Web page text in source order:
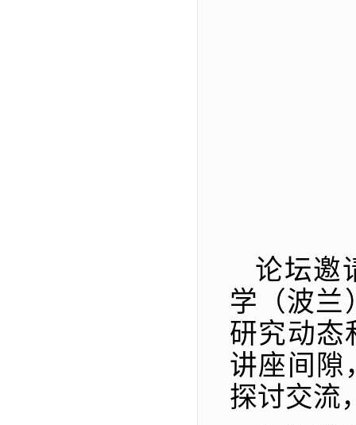
论坛邀
学（波兰
研究动态
讲座间隙
探讨交流